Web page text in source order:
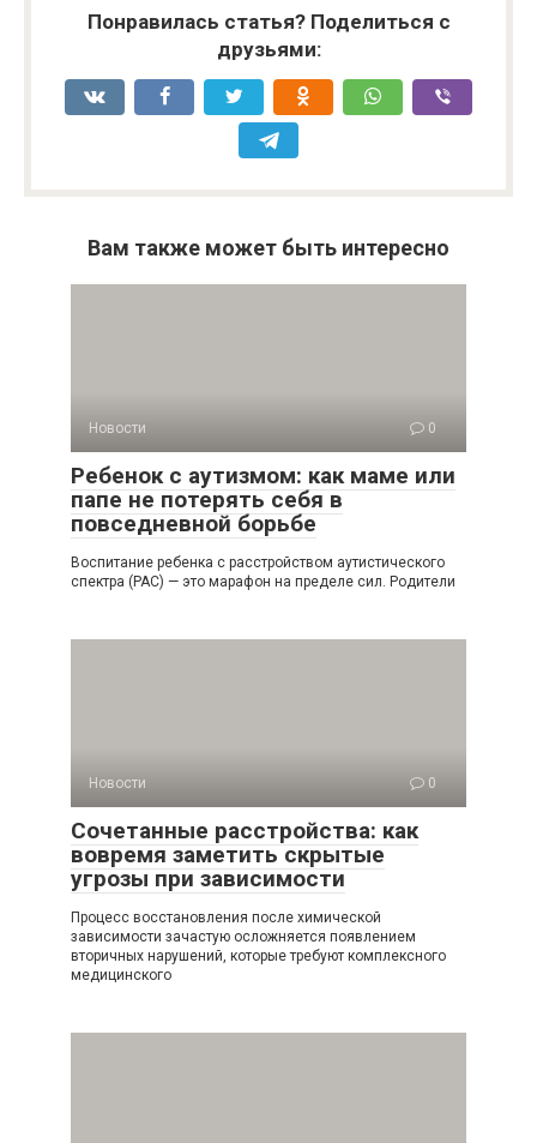
Понравилась статья? Поделиться с
друзьями:
Вам также может быть интересно
Новости 0
Ребенок с аутизмом: как маме или
папе не потерять себя в
повседневной борьбе
Воспитание ребенка с расстройством аутистического
спектра (РАС) — это марафон на пределе сил. Родители
Новости 0
Сочетанные расстройства: как
вовремя заметить скрытые
угрозы при зависимости
Процесс восстановления после химической
зависимости зачастую осложняется появлением
вторичных нарушений, которые требуют комплексного
медицинского